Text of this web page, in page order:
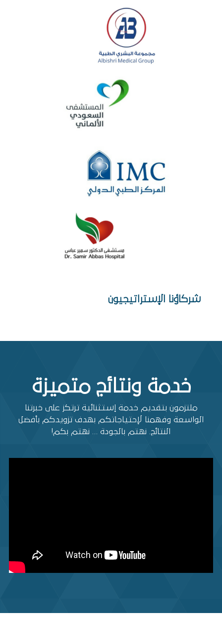
شركاؤنا الإستراتيجيون
خدمة ونتائج متميزة
ملتزمون بتقديم خدمة إستثنائية ترتكز على خبرتنا
الواسعة وفهمنا لإحتياجاتكم بهدف تزويدكم بأفضل
النتائج. نهتم بالجودة … نهتم بكم!